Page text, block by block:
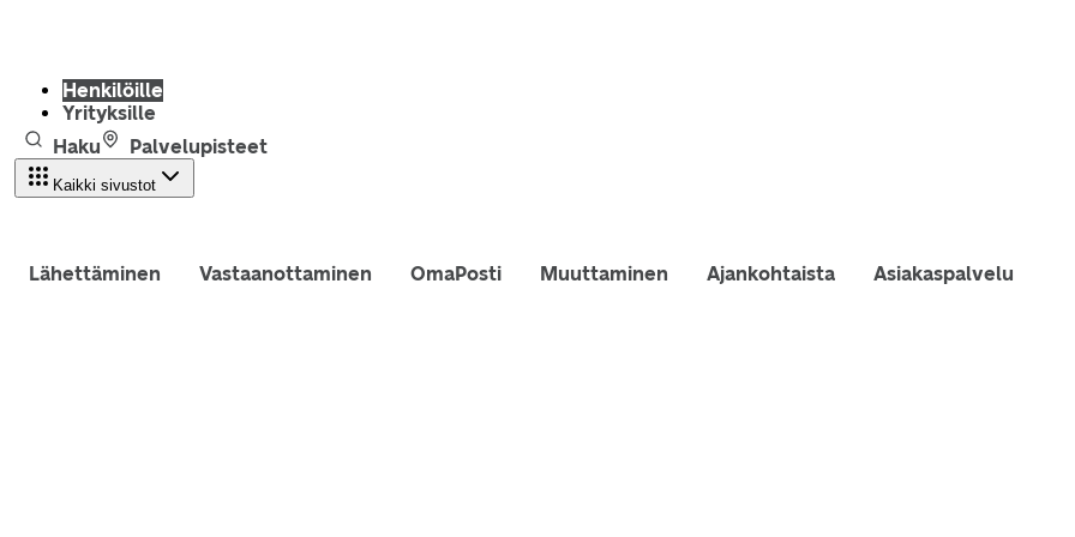
Henkilöille
Yrityksille
Haku
Palvelupisteet
Kaikki sivustot
Lähettäminen Vastaanottaminen OmaPosti Muuttaminen Ajankohtaista Asiakaspalvelu